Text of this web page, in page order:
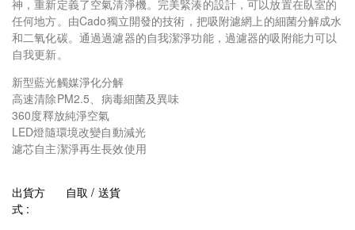
神，重新定義了空氣清淨機。完美緊湊的設計，可以放置在臥室的
任何地方。由Cado獨立開發的技術，把吸附濾網上的細菌分解成水
和二氧化碳。通過過濾器的自我潔淨功能，過濾器的吸附能力可以
自我更新。
新型藍光觸媒淨化分解
高速清除PM2.5、病毒細菌及異味
360度釋放純淨空氣
LED燈隨環境改變自動減光
濾芯自主潔淨再生長效使用
出貨方
式 :
自取 / 送貨